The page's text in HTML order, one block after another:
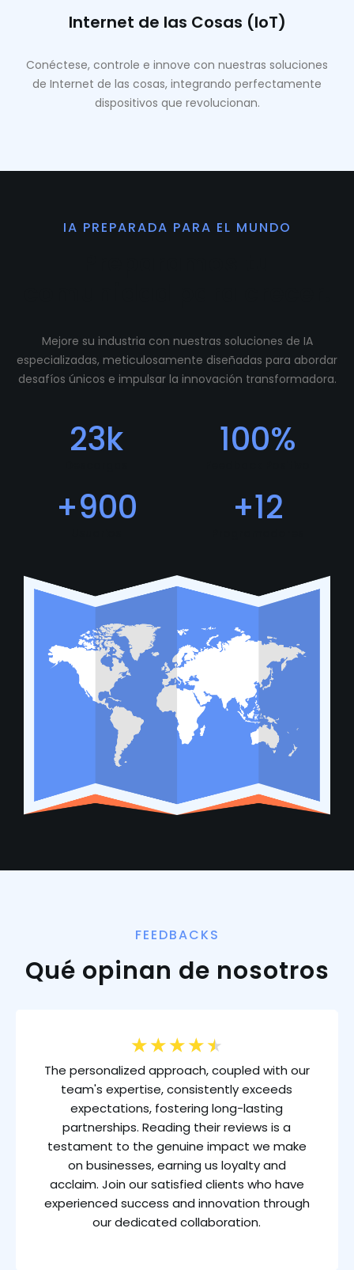
Internet de las Cosas (IoT)
Conéctese, controle e innove con nuestras soluciones
de Internet de las cosas, integrando perfectamente
dispositivos que revolucionan.
IA PREPARADA PARA EL MUNDO
Mejore su industria con nuestras soluciones de IA
especializadas, meticulosamente diseñadas para abordar
desafíos únicos e impulsar la innovación transformadora.
23k 100%
+900 +12
FEEDBACKS
Qué opinan de nosotros
★ ★ ★ ★ ★
The personalized approach, coupled with our
team's expertise, consistently exceeds
expectations, fostering long-lasting
partnerships. Reading their reviews is a
testament to the genuine impact we make
on businesses, earning us loyalty and
acclaim. Join our satisfied clients who have
experienced success and innovation through
our dedicated collaboration.